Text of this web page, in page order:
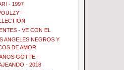
- 1997
-
- VE CON EL
ANGELES NEGROS Y
DE AMOR
GOTTE -
- 2018